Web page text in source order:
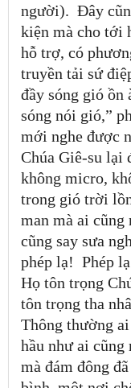
người). Đây
kiện mà cho tới
hỗ trợ, có
truyền tải sứ
đầy sóng gió
sóng nói gió,”
mới nghe được
Chúa Giê-su
không micro,
trong gió trời
man mà ai
cũng say sưa
phép lạ! Phép
Họ tôn trọng
tôn trọng tha
Thông thường
hầu như ai
mà đám đông